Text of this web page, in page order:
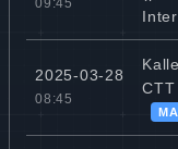
09:45
2025-03-28
08:45
CTT